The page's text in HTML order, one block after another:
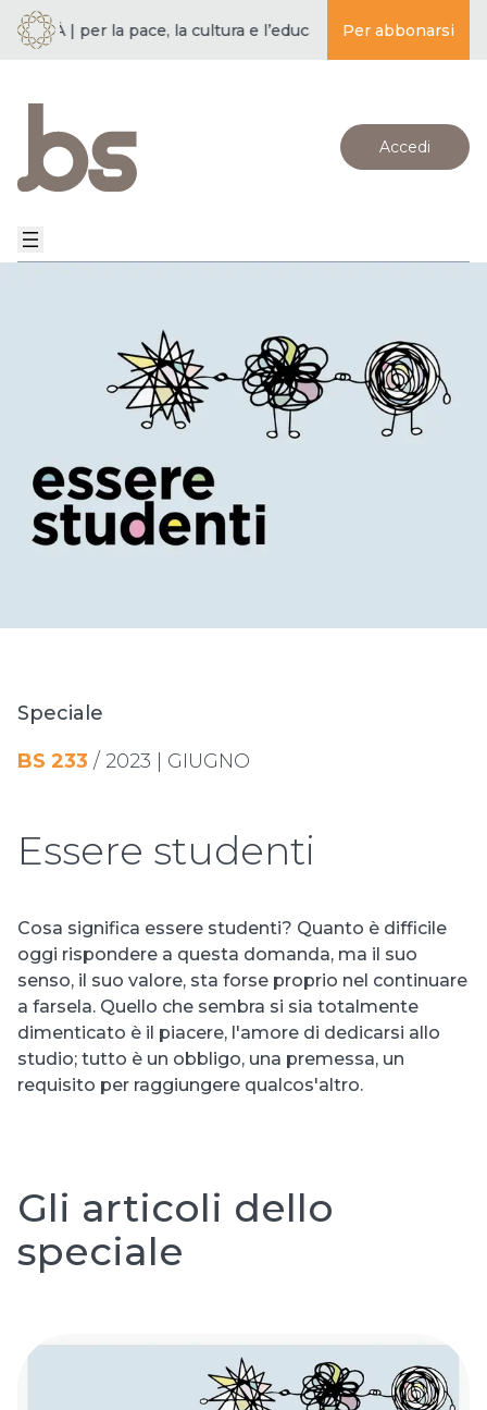
| per la pace, la cultura e l’educazione ·BUDDISMO E
Per abbonarsi
Accedi
Speciale
BS 233 / 2023 | GIUGNO
Essere studenti
Cosa significa essere studenti? Quanto è difficile
oggi rispondere a questa domanda, ma il suo
senso, il suo valore, sta forse proprio nel continuare
a farsela. Quello che sembra si sia totalmente
dimenticato è il piacere, l'amore di dedicarsi allo
studio; tutto è un obbligo, una premessa, un
requisito per raggiungere qualcos'altro.
Gli articoli dello
speciale